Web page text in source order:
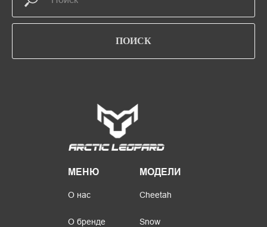
ПОИСК
Snow
Cheetah
МОДЕЛИ
О бренде
О нас
МЕНЮ